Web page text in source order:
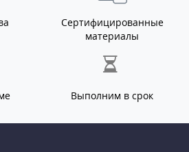
Сертифицированные
материалы
Выполним в срок